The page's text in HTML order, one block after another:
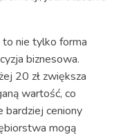
to nie tylko forma
biznesowa.
20 zł zwiększa
wartość, co
bardziej ceniony
mogą